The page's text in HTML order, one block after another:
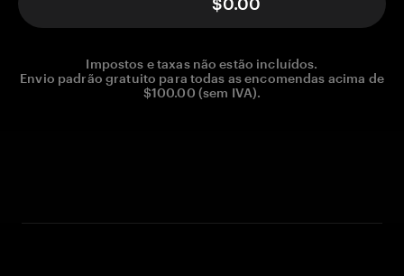
Impostos e taxas não estão incluídos.
Envio padrão gratuito para todas as encomendas acima de
$100.00 (sem IVA).